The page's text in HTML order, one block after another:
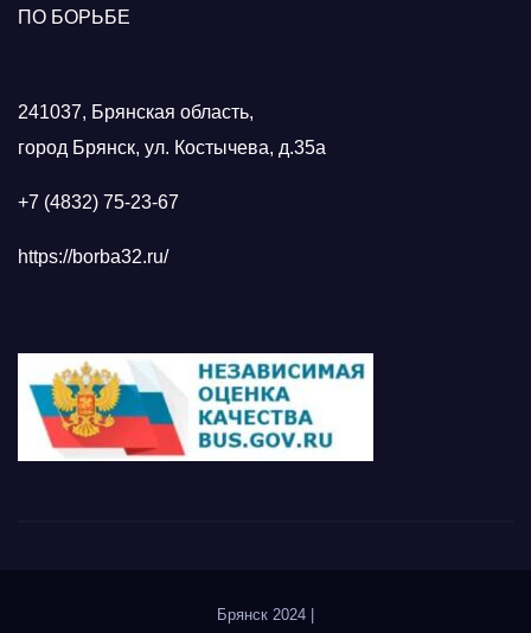
ПО БОРЬБЕ
241037, Брянская область,
город Брянск, ул. Костычева, д.35а
+7 (4832) 75-23-67
https://borba32.ru/
Брянск 2024 |